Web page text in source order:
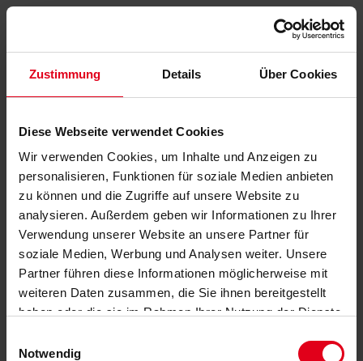
Zustimmung Details Über Cookies
Diese Webseite verwendet Cookies
Wir verwenden Cookies, um Inhalte und Anzeigen zu
personalisieren, Funktionen für soziale Medien anbieten
zu können und die Zugriffe auf unsere Website zu
analysieren. Außerdem geben wir Informationen zu Ihrer
Verwendung unserer Website an unsere Partner für
soziale Medien, Werbung und Analysen weiter. Unsere
Partner führen diese Informationen möglicherweise mit
weiteren Daten zusammen, die Sie ihnen bereitgestellt
haben oder die sie im Rahmen Ihrer Nutzung der Dienste
Notwendig